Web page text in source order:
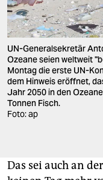
UN-Generalsekretär
Ozeane seien weltweit
Montag die erste UN-
dem Hinweis eröffnet,
Jahr 2050 in den
Tonnen Fisch.
Foto: ap
Das sei auch an